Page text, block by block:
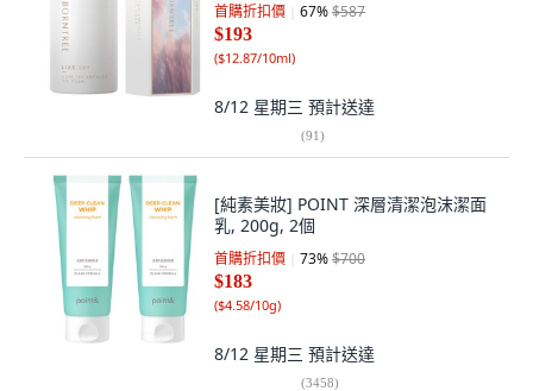
首購折扣價 67%$587
$193
($12.87/10ml)
8/12 星期三 預計送達
(91)
[純素美妝] POINT 深層清潔泡沫潔面
乳, 200g, 2個
首購折扣價 73%$700
$183
($4.58/10g)
8/12 星期三 預計送達
(3458)